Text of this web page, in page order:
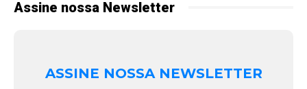
Assine nossa Newsletter
ASSINE NOSSA NEWSLETTER